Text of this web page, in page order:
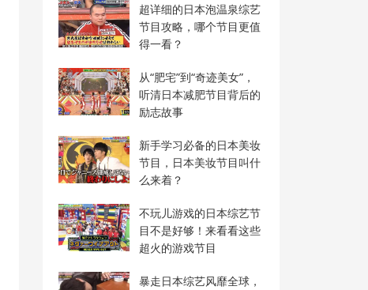
超详细的日本泡温泉综艺
节目攻略，哪个节目更值
得一看？
从“肥宅”到“奇迹美女”，
听清日本减肥节目背后的
励志故事
新手学习必备的日本美妆
节目，日本美妆节目叫什
么来着？
不玩儿游戏的日本综艺节
目不是好够！来看看这些
超火的游戏节目
暴走日本综艺风靡全球，